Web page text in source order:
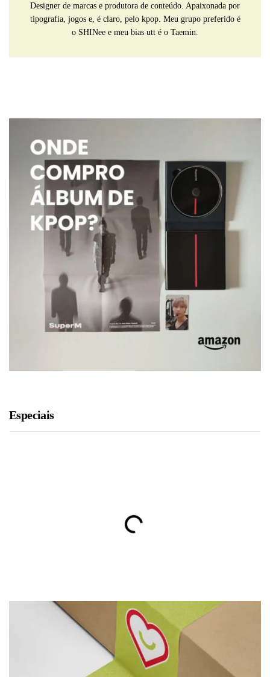
Designer de marcas e produtora de conteúdo. Apaixonada por
tipografia, jogos e, é claro, pelo kpop. Meu grupo preferido é
o SHINee e meu bias utt é o Taemin.
Especiais